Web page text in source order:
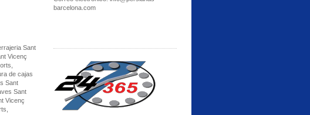
Sant
Vicenç
de cajas
Sant
Sant
Vicenç
barcelona.com